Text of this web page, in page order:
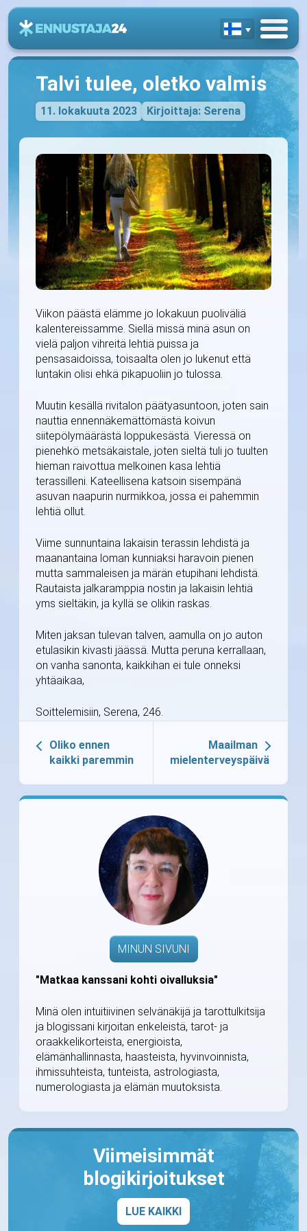
Talvi tulee, oletko valmis
11. lokakuuta 2023 Kirjoittaja: Serena
Viikon päästä elämme jo lokakuun puoliväliä
kalentereissamme. Siellä missä minä asun on
vielä paljon vihreitä lehtiä puissa ja
pensasaidoissa, toisaalta olen jo lukenut että
luntakin olisi ehkä pikapuoliin jo tulossa.
Muutin kesällä rivitalon päätyasuntoon, joten sain
nauttia ennennäkemättömästä koivun
siitepölymäärästä loppukesästä. Vieressä on
pienehkö metsäkaistale, joten sieltä tuli jo tuulten
hieman raivottua melkoinen kasa lehtiä
terassilleni. Kateellisena katsoin sisempänä
asuvan naapurin nurmikkoa, jossa ei pahemmin
lehtiä ollut.
Viime sunnuntaina lakaisin terassin lehdistä ja
maanantaina loman kunniaksi haravoin pienen
mutta sammaleisen ja märän etupihani lehdistä.
Rautaista jalkaramppia nostin ja lakaisin lehtiä
yms sieltäkin, ja kyllä se olikin raskas.
Miten jaksan tulevan talven, aamulla on jo auton
etulasikin kivasti jäässä. Mutta peruna kerrallaan,
on vanha sanonta, kaikkihan ei tule onneksi
yhtäaikaa,
Soittelemisiin, Serena, 246.
Oliko ennen
kaikki paremmin
Maailman
mielenterveyspäivä
MINUN SIVUNI
"Matkaa kanssani kohti oivalluksia"
Minä olen intuitiivinen selvänäkijä ja tarottulkitsija
ja blogissani kirjoitan enkeleistä, tarot- ja
oraakkelikorteista, energioista,
elämänhallinnasta, haasteista, hyvinvoinnista,
ihmissuhteista, tunteista, astrologiasta,
numerologiasta ja elämän muutoksista.
Viimeisimmät
blogikirjoitukset
LUE KAIKKI